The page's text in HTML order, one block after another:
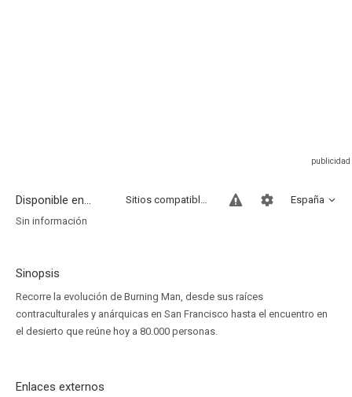
Disponible en... España
Sitios compatibles
Sin información
Sinopsis
Recorre la evolución de Burning Man, desde sus raíces
contraculturales y anárquicas en San Francisco hasta el encuentro en
el desierto que reúne hoy a 80.000 personas.
Enlaces externos